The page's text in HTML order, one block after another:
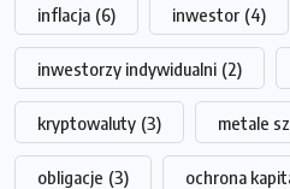
inflacja (6) inwestor (4)
inwestorzy indywidualni (2)
kryptowaluty (3) metale
obligacje (3) ochrona